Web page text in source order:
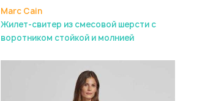
Marc Cain
Жилет-свитер из смесовой шерсти с
воротником стойкой и молнией